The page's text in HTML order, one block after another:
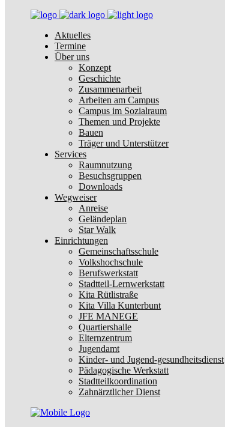
Aktuelles
Termine
Über uns
Konzept
Geschichte
Zusammenarbeit
Arbeiten am Campus
Campus im Sozialraum
Themen und Projekte
Bauen
Träger und Unterstützer
Services
Raumnutzung
Besuchsgruppen
Downloads
Wegweiser
Anreise
Geländeplan
Star Walk
Einrichtungen
Gemeinschaftsschule
Volkshochschule
Berufswerkstatt
Stadtteil-Lernwerkstatt
Kita Rütlistraße
Kita Villa Kunterbunt
JFE MANEGE
Quartiershalle
Elternzentrum
Jugendamt
Kinder- und Jugend-gesundheitsdienst
Pädagogische Werkstatt
Stadtteilkoordination
Zahnärztlicher Dienst